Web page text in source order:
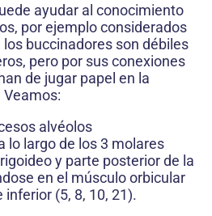
ayudar al conocimiento
por ejemplo considerados
buccinadores son débiles
pero por sus conexiones
de jugar papel en la
alvéolos
lo largo de los 3 molares
y parte posterior de la
en el músculo orbicular
(5, 8, 10, 21).